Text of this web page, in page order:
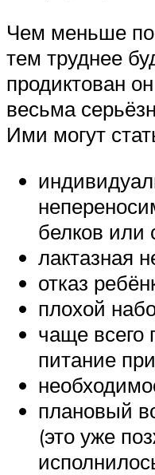
Чем меньше
тем труднее
продиктован
весьма
Ими могут
белков или
лактазная
отказ
плохой
чаще всего
питание
плановый
(это уже